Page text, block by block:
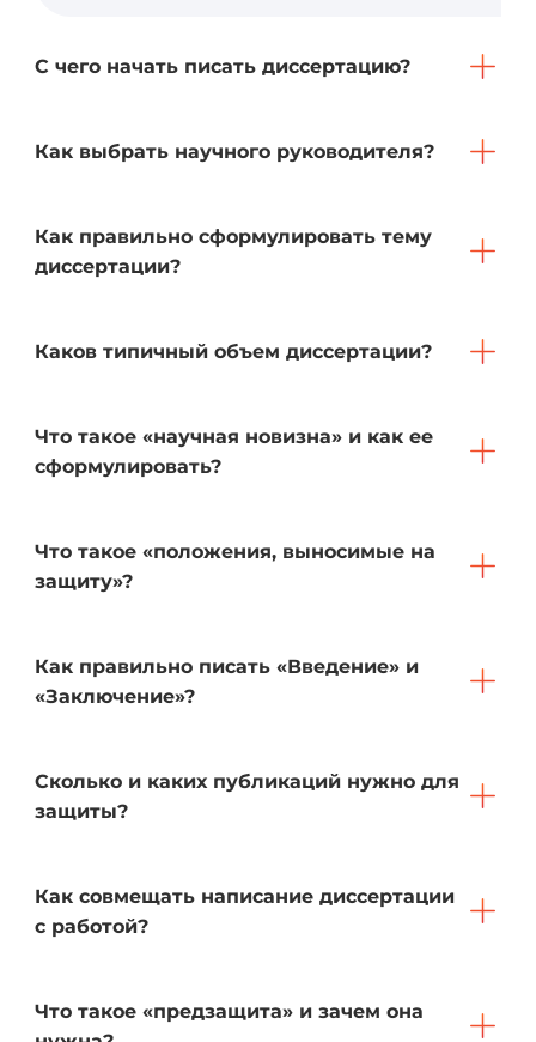
С чего начать писать диссертацию?
Как выбрать научного руководителя?
Как правильно сформулировать тему
диссертации?
Каков типичный объем диссертации?
Что такое «научная новизна» и как ее
сформулировать?
Что такое «положения, выносимые на
защиту»?
Как правильно писать «Введение» и
«Заключение»?
Сколько и каких публикаций нужно для
защиты?
Как совмещать написание диссертации
с работой?
Что такое «предзащита» и зачем она